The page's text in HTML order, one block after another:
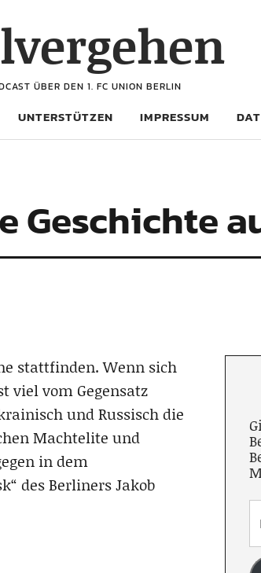
ÜBER DEN 1. FC UNION BERLIN
UNTERSTÜTZEN IMPRESSUM
Geschichte
stattfinden. Wenn sich
viel vom Gegensatz
und Russisch die
Machtelite und
in dem
des Berliners Jakob